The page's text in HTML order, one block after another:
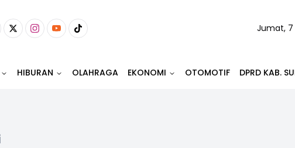
Jumat, 7
HIBURAN OLAHRAGA EKONOMI OTOMOTIF DPRD KAB.